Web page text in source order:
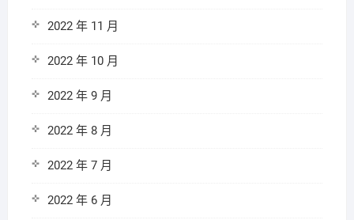
2022 年 11 月
2022 年 10 月
2022 年 9 月
2022 年 8 月
2022 年 7 月
2022 年 6 月